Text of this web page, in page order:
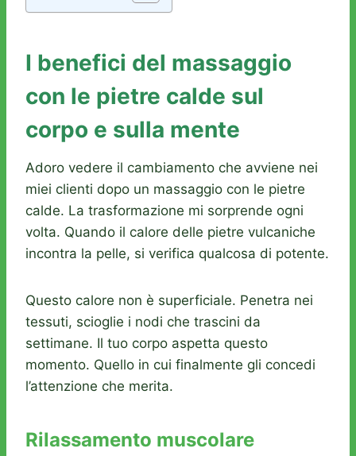
I benefici del massaggio
con le pietre calde sul
corpo e sulla mente
Adoro vedere il cambiamento che avviene nei
miei clienti dopo un massaggio con le pietre
calde. La trasformazione mi sorprende ogni
volta. Quando il calore delle pietre vulcaniche
incontra la pelle, si verifica qualcosa di potente.
Questo calore non è superficiale. Penetra nei
tessuti, scioglie i nodi che trascini da
settimane. Il tuo corpo aspetta questo
momento. Quello in cui finalmente gli concedi
l’attenzione che merita.
Rilassamento muscolare